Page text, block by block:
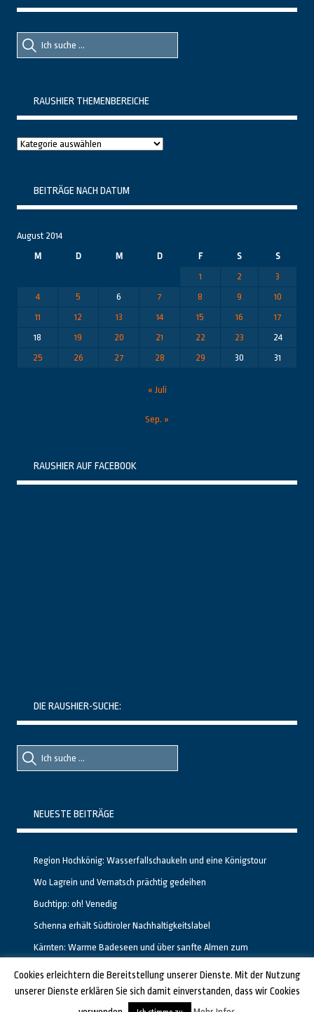
Suche
nach::
Suche
nach:
RAUSHIER THEMENBEREICHE
Raushier
BEITRÄGE NACH DATUM
August 2014
M
D M D F S
S
1
2
3
4
5 6 7 8 9
10
11
12 13 14 15 16
17
18
19 20 21 22 23
24
25
26 27 28 29 30 31
« Juli
Sep. »
RAUSHIER AUF FACEBOOK
DIE RAUSHIER-SUCHE:
Suche
nach::
Suche
nach:
NEUESTE BEITRÄGE
Region Hochkönig: Wasserfallschaukeln und eine Königstour
Wo Lagrein und Vernatsch prächtig gedeihen
Buchtipp: oh! Venedig
Schenna erhält Südtiroler Nachhaltigkeitslabel
Kärnten: Warme Badeseen und über sanfte Almen zum
GESTALTET UND PROGRAMMIERT VON ALBERTO & FRANZ BEI LUCID.BERLIN
Cookies erleichtern die Bereitstellung unserer Dienste. Mit der Nutzung
unserer Dienste erklären Sie sich damit einverstanden, dass wir Cookies